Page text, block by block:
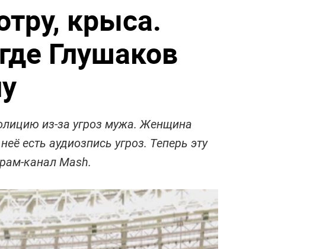
крыса.
Глушаков
из-за угроз мужа. Женщина
есть аудиозпись угроз. Теперь эту
канал Mash.